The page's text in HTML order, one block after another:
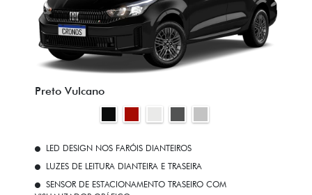
Preto Vulcano
LED DESIGN NOS FARÓIS DIANTEIROS
LUZES DE LEITURA DIANTEIRA E TRASEIRA
SENSOR DE ESTACIONAMENTO TRASEIRO COM